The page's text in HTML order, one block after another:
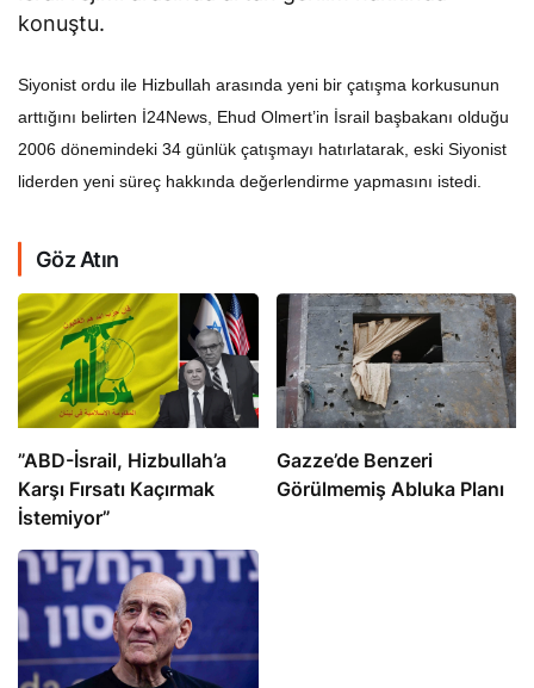
konuştu.
Siyonist ordu ile Hizbullah arasında yeni bir çatışma korkusunun
arttığını belirten İ24News, Ehud Olmert’in İsrail başbakanı olduğu
2006 dönemindeki 34 günlük çatışmayı hatırlatarak, eski Siyonist
liderden yeni süreç hakkında değerlendirme yapmasını istedi.
Göz Atın
​​​​​​​”ABD-İsrail, Hizbullah’a
Karşı Fırsatı Kaçırmak
İstemiyor”
​​​​​​​Gazze’de Benzeri
Görülmemiş Abluka Planı